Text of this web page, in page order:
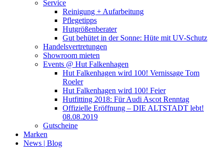
Service
Reinigung + Aufarbeitung
Pflegetipps
Hutgrößenberater
Gut behütet in der Sonne: Hüte mit UV-Schutz
Handelsvertretungen
Showroom mieten
Events @ Hut Falkenhagen
Hut Falkenhagen wird 100! Vernissage Tom
Roeler
Hut Falkenhagen wird 100! Feier
Hutfitting 2018: Für Audi Ascot Renntag
Offizielle Eröffnung – DIE ALTSTADT lebt!
08.08.2019
Gutscheine
Marken
News | Blog